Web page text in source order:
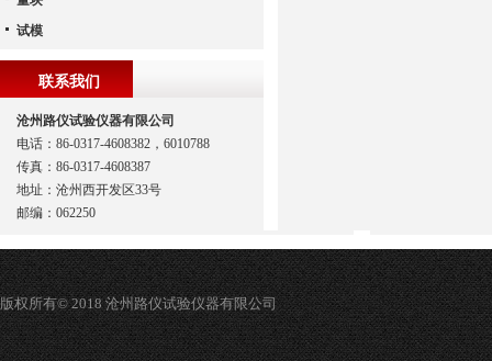
试模
联系我们
沧州路仪试验仪器有限公司
电话：86-0317-4608382，6010788
传真：86-0317-4608387
地址：沧州西开发区33号
邮编：062250
版权所有© 2018 沧州路仪试验仪器有限公司